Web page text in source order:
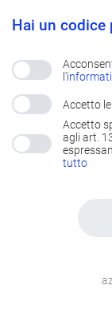
Hai un codice
l'
Accetto
Accetto
agli art.
tutto